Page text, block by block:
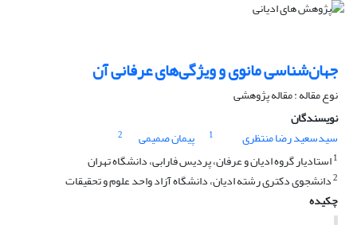
جهان‌شناسی مانوی و ویژگی‌های عرفانی آن
نوع مقاله : مقاله پژوهشی
نویسندگان
سیدسعید رضا منتظری
1 پیمان صمیمی
2
1استادیار گروه ادیان و عرفان، پردیس فارابی، دانشگاه تهران
2دانشجوی دکتری رشته ادیان، دانشگاه آزاد واحد علوم و تحقیقات
چکیده